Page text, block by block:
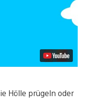
Hölle prügeln oder